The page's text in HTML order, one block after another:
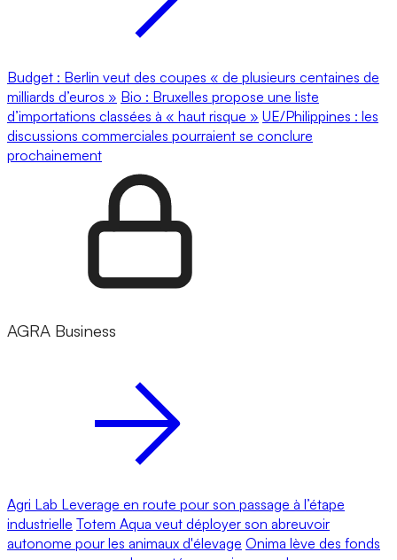
Budget : Berlin veut des coupes « de plusieurs centaines de
milliards d’euros » Bio : Bruxelles propose une liste
d’importations classées à « haut risque » UE/Philippines : les
discussions commerciales pourraient se conclure
prochainement
AGRA Business
Agri Lab Leverage en route pour son passage à l’étape
industrielle Totem Aqua veut déployer son abreuvoir
autonome pour les animaux d'élevage Onima lève des fonds